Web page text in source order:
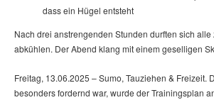
dass ein Hügel entsteht
Nach drei anstrengenden Stunden durften sich
abkühlen. Der Abend klang mit einem geselligen
Freitag, 13.06.2025 – Sumo, Tauziehen & Freizeit.
besonders fordernd war, wurde der Trainingsplan